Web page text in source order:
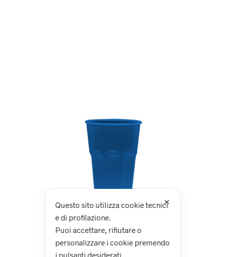
✕
Questo sito utilizza cookie tecnici
e di profilazione.
Puoi accettare, rifiutare o
personalizzare i cookie premendo
i pulsanti desiderati.